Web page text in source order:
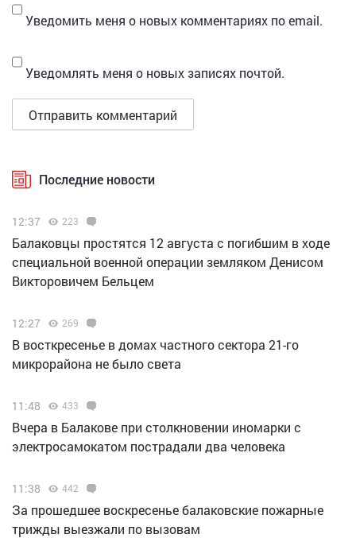
Уведомить меня о новых комментариях по email.
Уведомлять меня о новых записях почтой.
Последние новости
12:37 223
Балаковцы простятся 12 августа с погибшим в ходе
специальной военной операции земляком Денисом
Викторовичем Бельцем
12:27 269
В восткресенье в домах частного сектора 21-го
микрорайона не было света
11:48 433
Вчера в Балакове при столкновении иномарки с
электросамокатом пострадали два человека
11:38 442
За прошедшее воскресенье балаковские пожарные
трижды выезжали по вызовам